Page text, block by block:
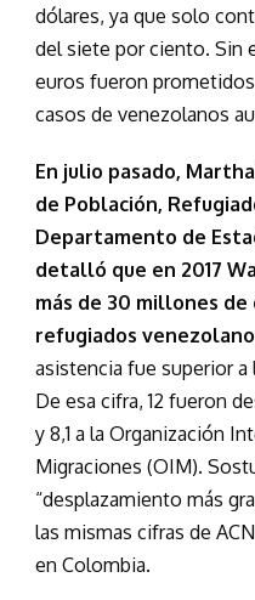
dólares, ya que solo
del siete por ciento. Sin
euros fueron
casos de venezolanos
En julio pasado,
de Población,
Departamento de
detalló que en 2017
más de 30 millones
refugiados
asistencia fue superior
De esa cifra, 12 fueron
y 8,1 a la Organización
Migraciones (OIM).
“desplazamiento más
las mismas cifras de
en Colombia.